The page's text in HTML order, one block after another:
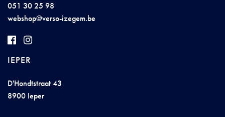
051 30 25 98
webshop@verso-izegem.be
IEPER
D'Hondtstraat 43
8900 Ieper